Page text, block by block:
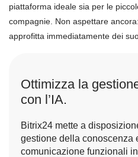
piattaforma ideale sia per le
compagnie. Non aspettare ancora:
approfitta immediatamente dei
Ottimizza la
con l’IA.
Bitrix24 mette a
gestione della conoscenza
comunicazione funzionali